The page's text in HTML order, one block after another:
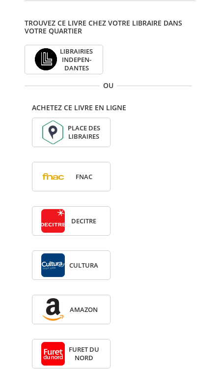
TROUVEZ CE LIVRE CHEZ VOTRE LIBRAIRE DANS
VOTRE QUARTIER
LIBRAI­RIES
INDE­PEN­
DANTES
OU
ACHETEZ CE LIVRE EN LIGNE
PLACE DES
LIBRAIRES
FNAC
DECITRE
CULTURA
AMA­ZON
FURET DU
NORD